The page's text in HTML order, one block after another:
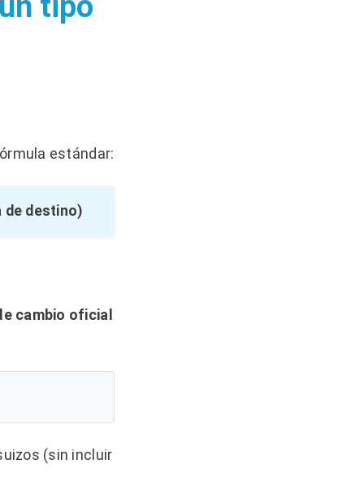
estándar:
de destino)
cambio oficial
(sin incluir